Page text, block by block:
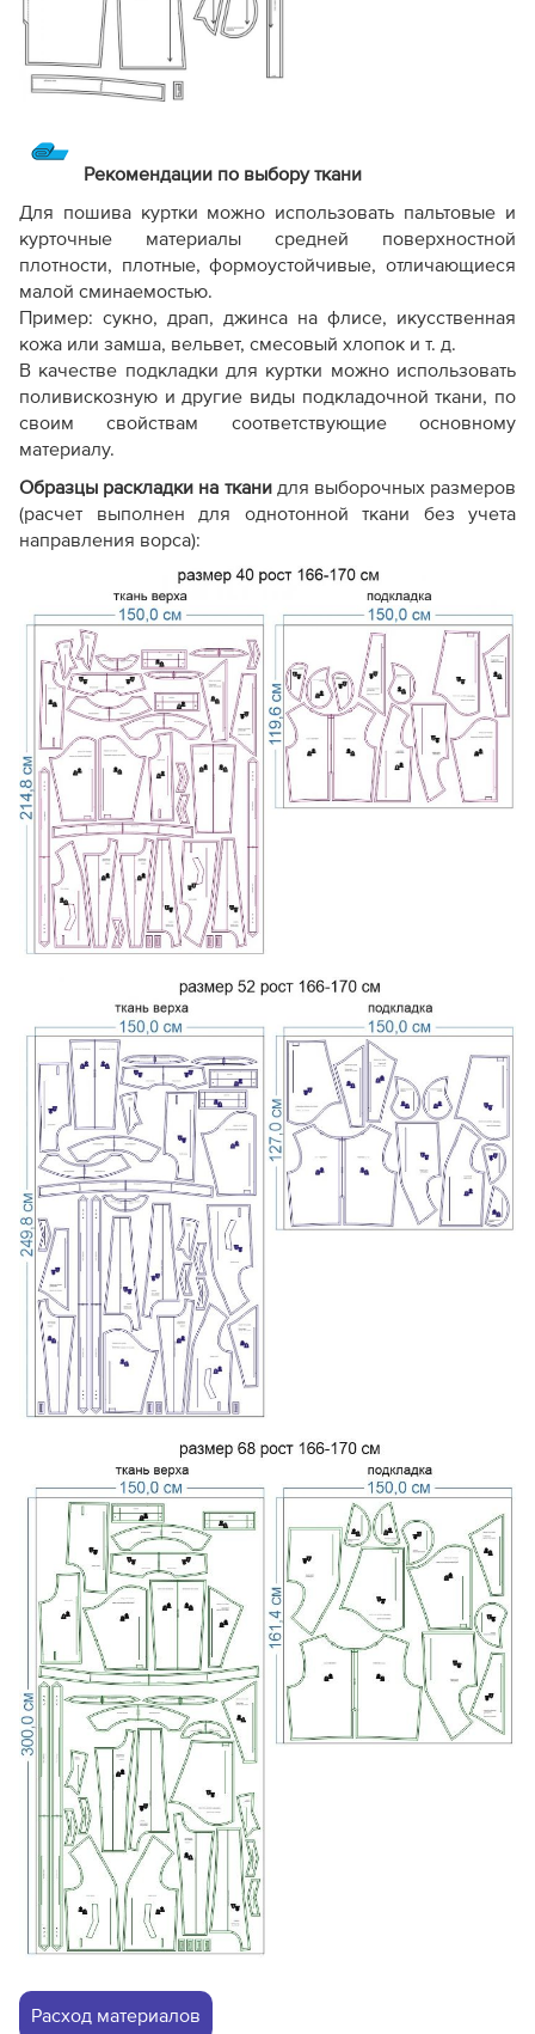
Рекомендации по выбору ткани
Для пошива куртки можно использовать пальтовые и
курточные материалы средней поверхностной
плотности, плотные, формоустойчивые, отличающиеся
малой сминаемостью.
Пример: сукно, драп, джинса на флисе, икусственная
кожа или замша, вельвет, смесовый хлопок и т. д.
В качестве подкладки для куртки можно использовать
поливискозную и другие виды подкладочной ткани, по
своим свойствам соответствующие основному
материалу.
Образцы раскладки на ткани для выборочных размеров
(расчет выполнен для однотонной ткани без учета
направления ворса):
Расход материалов